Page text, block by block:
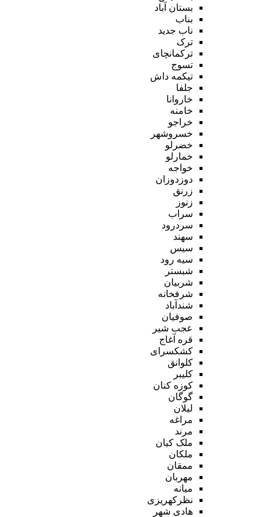
بستان آباد
بناب
ناب جدید
ترک
ترکمانچای
تسوج
تیکمه داش
جلفا
خاروانا
خامنه
خراجو
خسروشهر
خضرلو
خمارلو
خواجه
دوزدوزان
زرنق
زنوز
سراب
سردرود
سهند
سیس
سیه رود
شبستر
شربیان
شرفخانه
شندآباد
صوفیان
عجب شیر
قره آغاج
کشکسرای
کلوانق
کلیبر
کوزه کنان
گوگان
لیلان
مراغه
مرند
ملک کیان
ملکان
ممقان
مهربان
میانه
نظرکهریزی
هادی شهر